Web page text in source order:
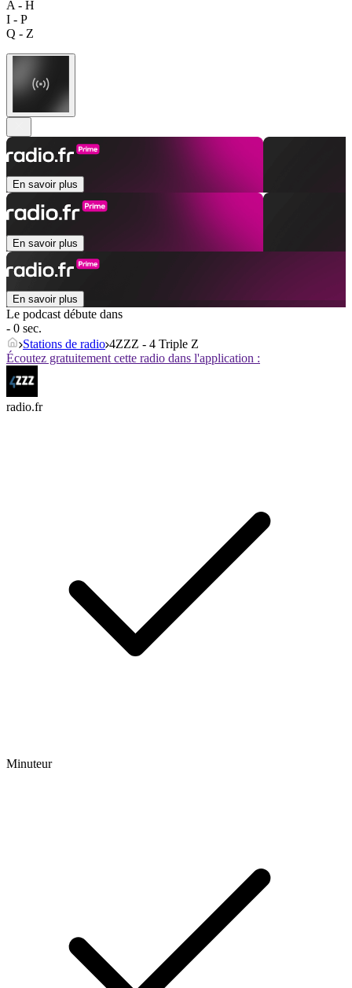
A - H
I - P
Q - Z
En savoir plus
En savoir plus
En savoir plus
Le podcast débute dans
- 0 sec.
Stations de radio 4ZZZ - 4 Triple Z
Écoutez gratuitement cette radio dans l'application :
radio.fr
Minuteur